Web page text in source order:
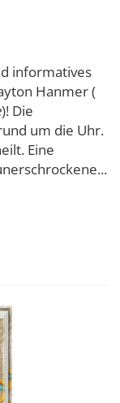
informatives
Hanmer (
)! Die
um die Uhr.
Eine